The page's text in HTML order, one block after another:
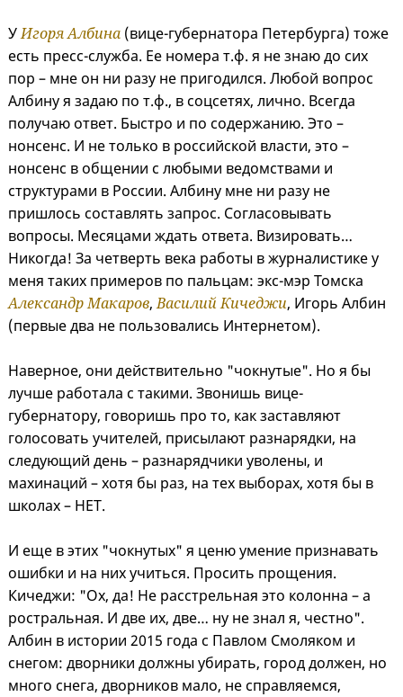
УИгоря Албина (вице-губернатора Петербурга) тоже
есть пресс-служба. Ее номера т.ф. я не знаю до сих
пор – мне он ни разу не пригодился. Любой вопрос
Албину я задаю по т.ф., в соцсетях, лично. Всегда
получаю ответ. Быстро и по содержанию. Это –
нонсенс. И не только в российской власти, это –
нонсенс в общении с любыми ведомствами и
структурами в России. Албину мне ни разу не
пришлось составлять запрос. Согласовывать
вопросы. Месяцами ждать ответа. Визировать…
Никогда! За четверть века работы в журналистике у
меня таких примеров по пальцам: экс-мэр Томска
Александр Макаров,Василий Кичеджи, Игорь Албин
(первые два не пользовались Интернетом).
Наверное, они действительно "чокнутые". Но я бы
лучше работала с такими. Звонишь вице-
губернатору, говоришь про то, как заставляют
голосовать учителей, присылают разнарядки, на
следующий день – разнарядчики уволены, и
махинаций – хотя бы раз, на тех выборах, хотя бы в
школах – НЕТ.
И еще в этих "чокнутых" я ценю умение признавать
ошибки и на них учиться. Просить прощения.
Кичеджи: "Ох, да! Не расстрельная это колонна – а
ростральная. И две их, две… ну не знал я, честно".
Албин в истории 2015 года с Павлом Смоляком и
снегом: дворники должны убирать, город должен, но
много снега, дворников мало, не справляемся,